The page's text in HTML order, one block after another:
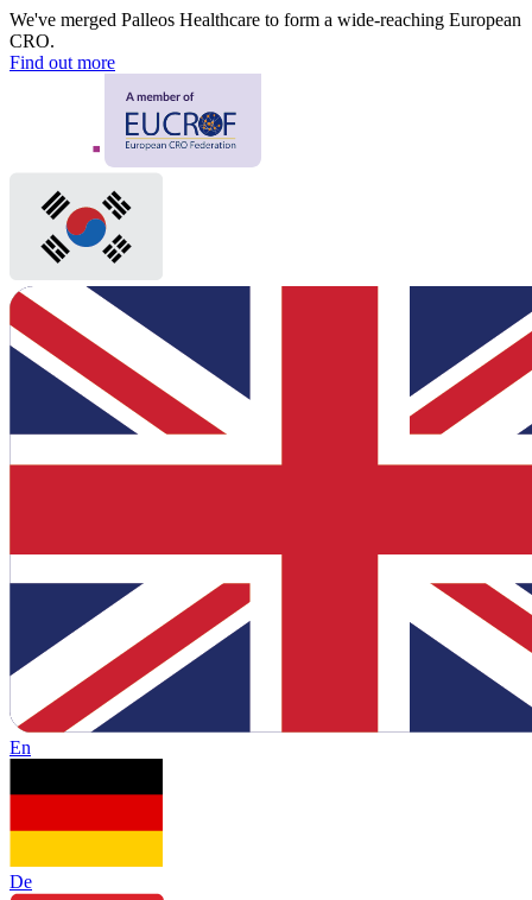
We've merged Palleos Healthcare to form a wide-reaching European
CRO.
Find out more
En
De